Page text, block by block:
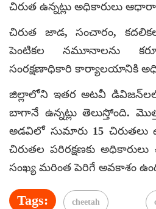
చిరుత ఉన్నట్లు అధికారులు
చిరుత జాడ, సంచారం,
పెంటికల నమూనాలను
సంరక్షణాధికారి కార్యాలయానికి
జిల్లాలోని ఇతర అటవీ
బాగానే ఉన్నట్లు తెలుస్తోంది.
అడవిలో సుమారు 15 చిరుతలు
చిరుతల పరిరక్షణకు
సంఖ్య మరింత పెరిగే అవకాశం
Tags: cheetah